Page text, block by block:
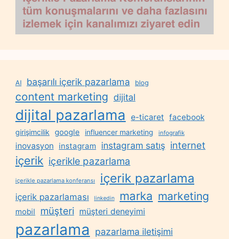
AI başarılı içerik pazarlama blog
content marketing dijital
dijital pazarlama e-ticaret facebook
girişimcilik google influencer marketing infografik
inovasyon instagram instagram satış internet
içerik içerikle pazarlama
içerikle pazarlama konferansı içerik pazarlama
içerik pazarlaması linkedin marka marketing
mobil müşteri müşteri deneyimi
pazarlama
pazarlama iletişimi